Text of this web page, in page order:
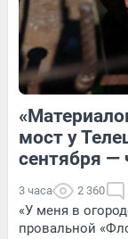
1 Обсудить
Обсудить
мост у
сентября —
3 часа 2 360
«У меня в
провальной